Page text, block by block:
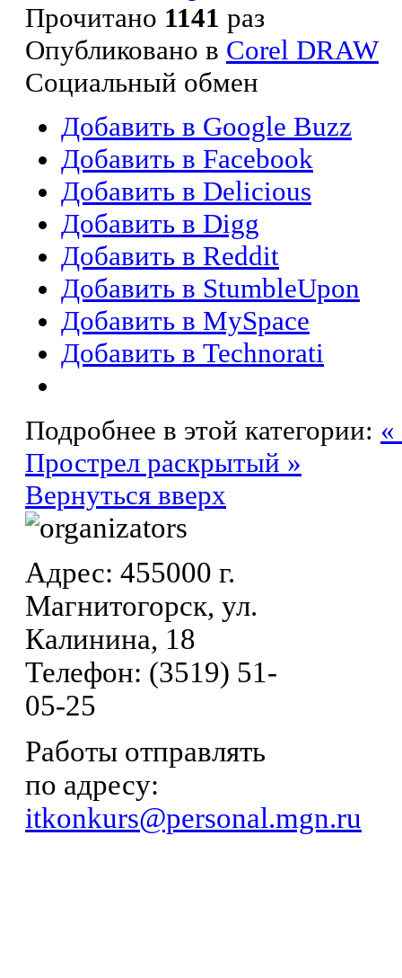
Прочитано 1141 раз
Опубликовано в Corel DRAW
Социальный обмен
Добавить в Google Buzz
Добавить в Facebook
Добавить в Delicious
Добавить в Digg
Добавить в Reddit
Добавить в StumbleUpon
Добавить в MySpace
Добавить в Technorati
Подробнее в этой категории:
Прострел раскрытый »
Вернуться вверх
Адрес: 455000 г.
Магнитогорск, ул.
Калинина, 18
Телефон: (3519) 51-
05-25
Работы отправлять
по адресу:
itkonkurs@personal.mgn.ru